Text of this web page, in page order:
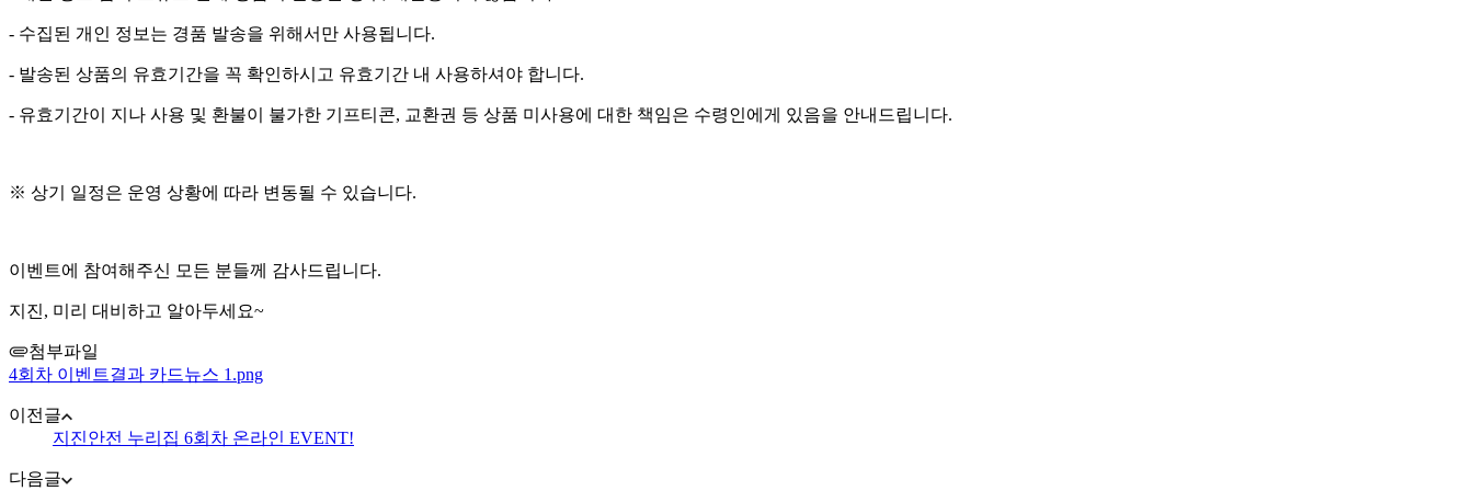
- 수집된 개인 정보는 경품 발송을 위해서만 사용됩니다.
- 발송된 상품의 유효기간을 꼭 확인하시고 유효기간 내 사용하셔야 합니다.
- 유효기간이 지나 사용 및 환불이 불가한 기프티콘, 교환권 등 상품 미사용에 대한 책임은 수령인에게 있음을 안내드립니다.
※ 상기 일정은 운영 상황에 따라 변동될 수 있습니다.
이벤트에 참여해주신 모든 분들께 감사드립니다.
지진, 미리 대비하고 알아두세요~
첨부파일
4회차 이벤트결과 카드뉴스 1.png
이전글
지진안전 누리집 6회차 온라인 EVENT!
다음글